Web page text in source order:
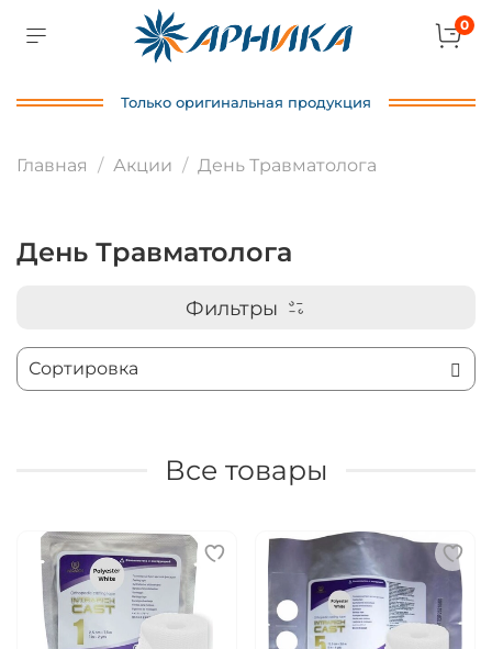
0
Только оригинальная продукция
Главная Акции День Травматолога
День Травматолога
Фильтры
Все товары